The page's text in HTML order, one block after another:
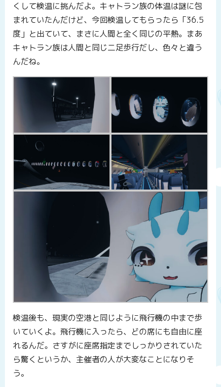
くして検温に挑んだよ。キャトラン族の体温は謎に包
まれていたんだけど、今回検温してもらったら「36.5
度」と出ていて、まさに人間と全く同じの平熱。まあ
キャトラン族は人間と同じ二足歩行だし、色々と違う
んだね。
検温後も、現実の空港と同じように飛行機の中まで歩
いていくよ。飛行機に入ったら、どの席にも自由に座
れるんだ。さすがに座席指定までしっかりされていた
ら驚くというか、主催者の人が大変なことになりそ
う。